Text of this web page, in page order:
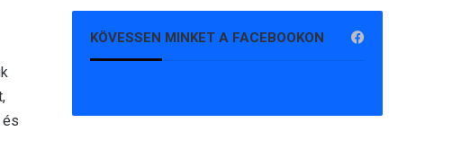
és
KÖVESSEN MINKET A FACEBOOKON